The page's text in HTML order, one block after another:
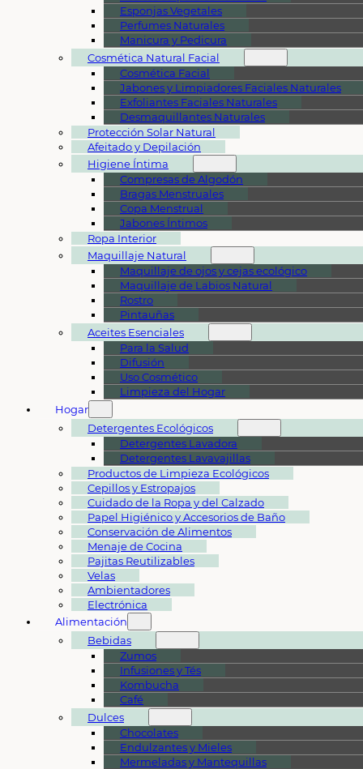
Esponjas Vegetales
Perfumes Naturales
Manicura y Pedicura
Cosmética Natural Facial
Cosmética Facial
Jabones y Limpiadores Faciales Naturales
Exfoliantes Faciales Naturales
Desmaquillantes Naturales
Protección Solar Natural
Afeitado y Depilación
Higiene Íntima
Compresas de Algodón
Bragas Menstruales
Copa Menstrual
Jabones Íntimos
Ropa Interior
Maquillaje Natural
Maquillaje de ojos y cejas ecológico
Maquillaje de Labios Natural
Rostro
Pintauñas
Aceites Esenciales
Para la Salud
Difusión
Uso Cosmético
Limpieza del Hogar
Hogar
Detergentes Ecológicos
Detergentes Lavadora
Detergentes Lavavajillas
Productos de Limpieza Ecológicos
Cepillos y Estropajos
Cuidado de la Ropa y del Calzado
Papel Higiénico y Accesorios de Baño
Conservación de Alimentos
Menaje de Cocina
Pajitas Reutilizables
Velas
Ambientadores
Electrónica
Alimentación
Bebidas
Zumos
Infusiones y Tés
Kombucha
Café
Dulces
Chocolates
Endulzantes y Mieles
Mermeladas y Mantequillas